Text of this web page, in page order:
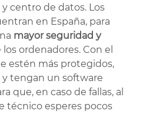
centro de datos. Los
en España, para
mayor seguridad y
los ordenadores. Con el
estén más protegidos,
tengan un software
que, en caso de fallas, al
técnico esperes pocos